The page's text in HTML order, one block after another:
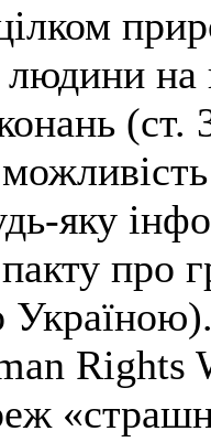
на
яку
про
Rights